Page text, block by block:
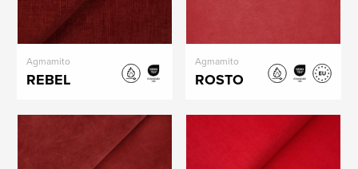
Agmamito
REBEL
Agmamito
ROSTO